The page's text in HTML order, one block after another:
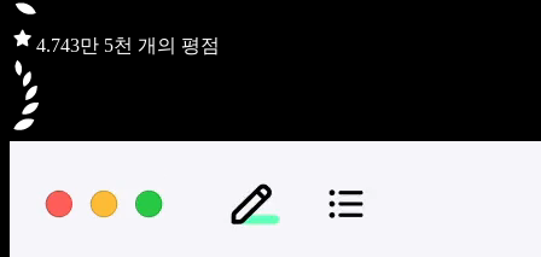
4.743만 5천 개의 평점